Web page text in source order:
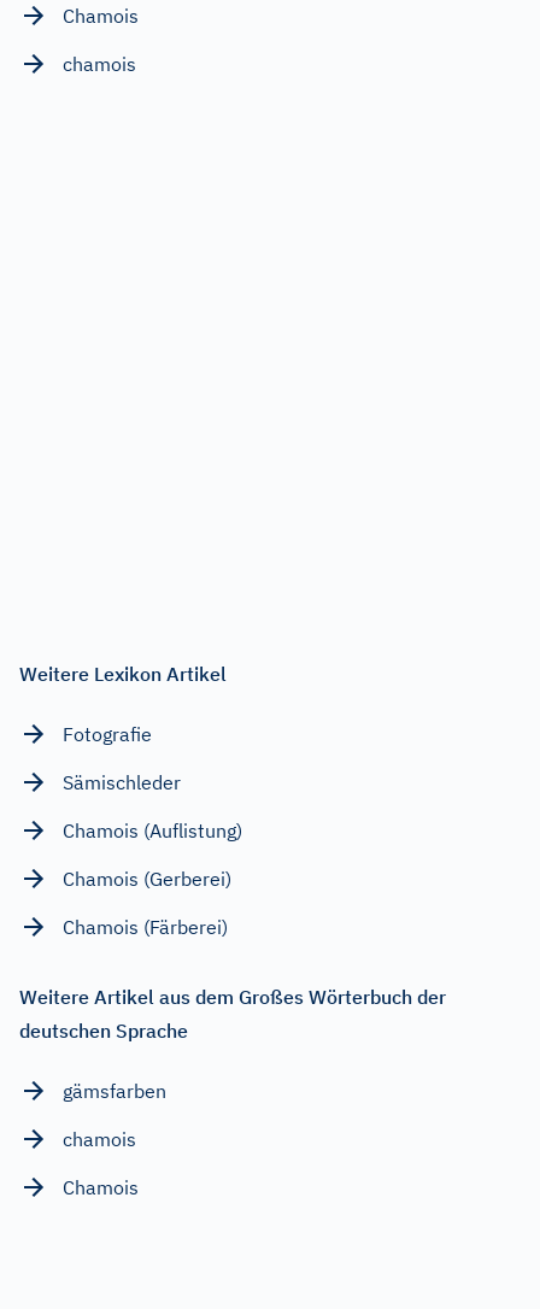
Chamois
chamois
Weitere Lexikon Artikel
Fotografie
Sämischleder
Chamois (Auflistung)
Chamois (Gerberei)
Chamois (Färberei)
Weitere Artikel aus dem Großes Wörterbuch der
deutschen Sprache
gämsfarben
chamois
Chamois